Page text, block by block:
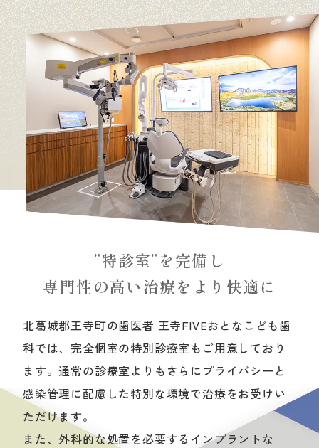
”特診室”を完備し
専門性の高い治療をより快適に
北葛城郡王寺町の歯医者 王寺FIVEおとなこども歯
科では、完全個室の特別診療室もご用意しており
ます。通常の診療室よりもさらにプライバシーと
感染管理に配慮した特別な環境で治療をお受けい
ただけます。
また、外科的な処置を必要するインプラントな